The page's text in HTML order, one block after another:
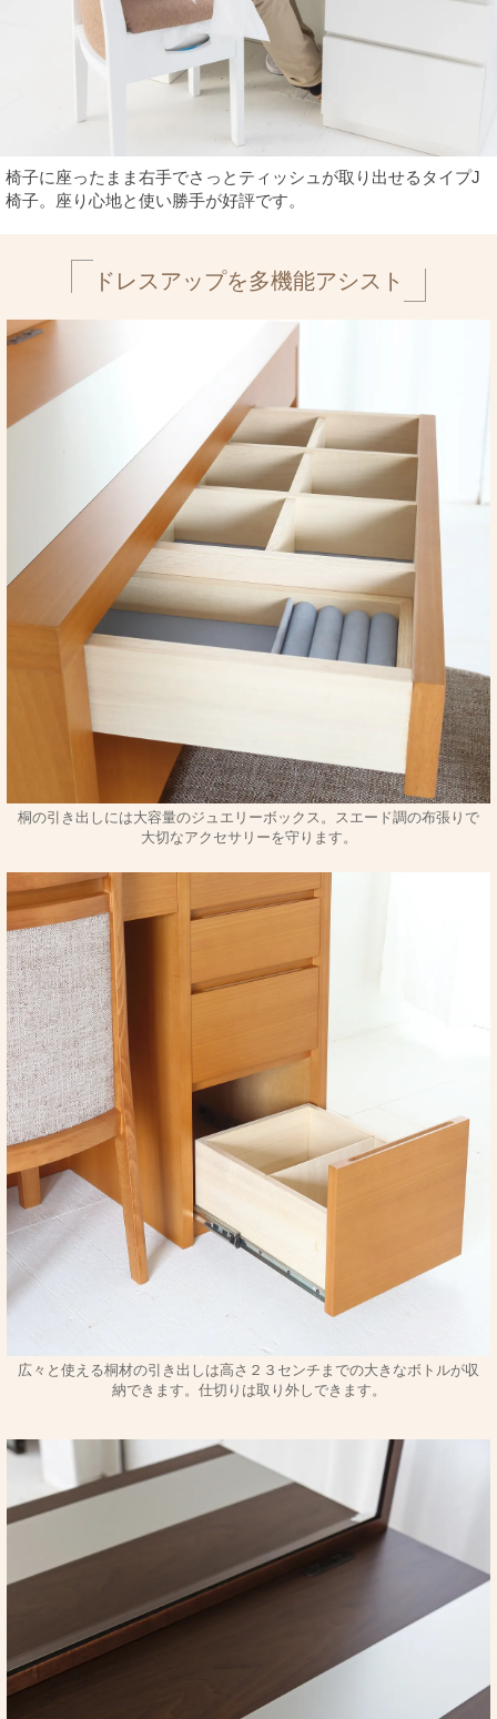
椅子に座ったまま右手でさっとティッシュが取り出せるタイプJ
椅子。座り心地と使い勝手が好評です。
ドレスアップを多機能アシスト
桐の引き出しには大容量のジュエリーボックス。スエード調の布張りで
大切なアクセサリーを守ります。
広々と使える桐材の引き出しは高さ２３センチまでの大きなボトルが収
納できます。仕切りは取り外しできます。